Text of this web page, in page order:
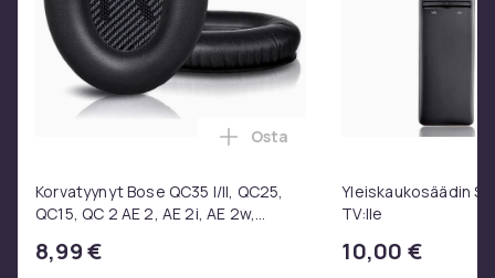
Korvatyynyt Bose QC35 I/II, QC25,
QC15, QC 2 AE 2, AE 2i, AE 2w,
8,99 €
Lisää Korvatyynyt Bose QC35
Osta
Yleiskaukosäädin
TV:lle
10,00 €